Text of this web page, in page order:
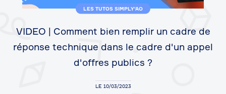
LES TUTOS SIMPLY'AO
VIDEO | Comment bien remplir un cadre de
réponse technique dans le cadre d'un appel
d'offres publics ?
LE 10/03/2023